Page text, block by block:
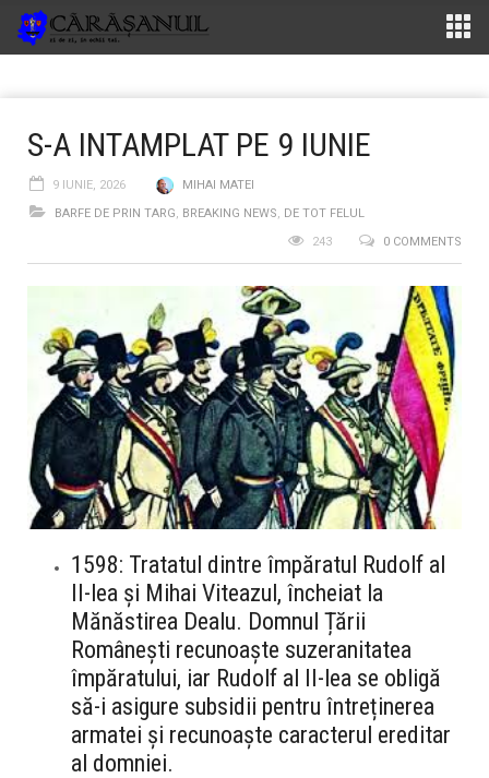
S-A INTAMPLAT PE 9 IUNIE
9 IUNIE, 2026
MIHAI MATEI
BARFE DE PRIN TARG, BREAKING NEWS, DE TOT FELUL
0 COMMENTS
243
1598: Tratatul dintre împăratul Rudolf al
II-lea și Mihai Viteazul, încheiat la
Mănăstirea Dealu. Domnul Țării
Românești recunoaște suzeranitatea
împăratului, iar Rudolf al II-lea se obligă
să-i asigure subsidii pentru întreținerea
armatei și recunoaște caracterul ereditar
al domniei.